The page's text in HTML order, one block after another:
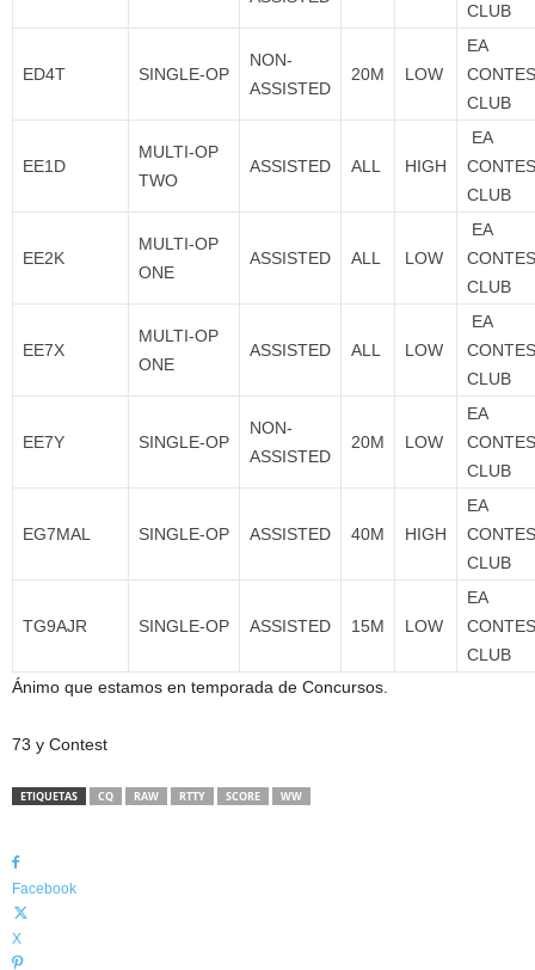
CLUB
ED4T SINGLE-OP
NON-
ASSISTED
20M LOW
EA
CLUB
EE1D
MULTI-OP
TWO
ASSISTED ALL HIGH
EA
CLUB
EE2K
MULTI-OP
ONE
ASSISTED ALL LOW
EA
CLUB
EE7X
MULTI-OP
ONE
ASSISTED ALL LOW
EA
CLUB
EE7Y SINGLE-OP
NON-
ASSISTED
20M LOW
EA
CLUB
EG7MAL SINGLE-OP ASSISTED 40M HIGH
EA
CLUB
TG9AJR SINGLE-OP ASSISTED 15M LOW
EA
CLUB
Ánimo que estamos en temporada de Concursos.
73 y Contest
ETIQUETAS CQ RAW RTTY SCORE WW
Facebook
X